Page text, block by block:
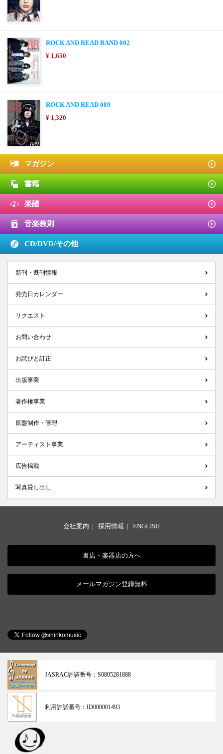
ROCK AND READ BAND 002
¥ 1,650
ROCK AND READ 089
¥ 1,320
マガジン
書籍
楽譜
音楽教則
CD/DVD/その他
新刊・既刊情報
発売日カレンダー
リクエスト
お問い合わせ
お詫びと訂正
出版事業
著作権事業
原盤制作・管理
アーティスト事業
広告掲載
写真貸し出し
会社案内 | 採用情報 | ENGLISH
書店・楽器店の方へ
メールマガジン登録無料
JASRAC許諾番号： S0805281888
利用許諾番号： ID000001493